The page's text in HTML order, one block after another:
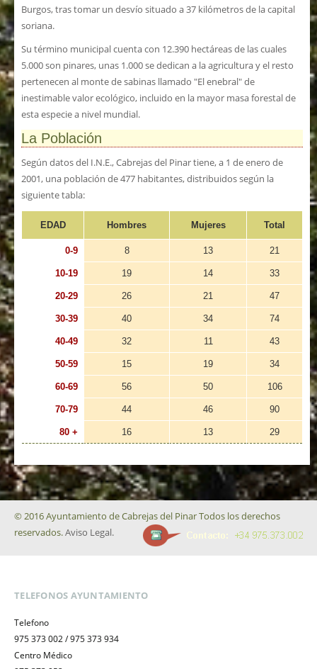
Burgos, tras tomar un desvío situado a 37 kilómetros de la capital
soriana.
Su término municipal cuenta con 12.390 hectáreas de las cuales
5.000 son pinares, unas 1.000 se dedican a la agricultura y el resto
pertenecen al monte de sabinas llamado "El enebral" de
inestimable valor ecológico, incluido en la mayor masa forestal de
esta especie a nivel mundial.
La Población
Según datos del I.N.E., Cabrejas del Pinar tiene, a 1 de enero de
2001, una población de 477 habitantes, distribuidos según la
siguiente tabla:
EDAD Hombres Mujeres Total
0-9 8 13 21
10-19 19 14 33
20-29 26 21 47
30-39 40 34 74
40-49 32 11 43
50-59 15 19 34
60-69 56 50 106
70-79 44 46 90
80 + 16 13 29
© 2016 Ayuntamiento de Cabrejas del Pinar Todos los derechos
reservados.Aviso Legal.
TELEFONOS AYUNTAMIENTO
Telefono
975 373 002 / 975 373 934
Centro Médico